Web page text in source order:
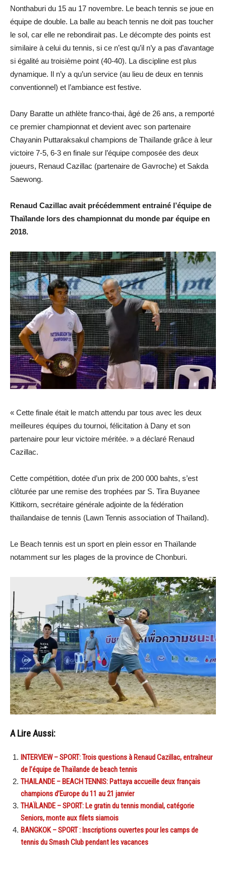
Nonthaburi du 15 au 17 novembre. Le beach tennis se joue en
équipe de double. La balle au beach tennis ne doit pas toucher
le sol, car elle ne rebondirait pas. Le décompte des points est
similaire à celui du tennis, si ce n’est qu’il n’y a pas d’avantage
si égalité au troisième point (40-40). La discipline est plus
dynamique. Il n’y a qu’un service (au lieu de deux en tennis
conventionnel) et l’ambiance est festive.
Dany Baratte un athlète franco-thai, âgé de 26 ans, a remporté
ce premier championnat et devient avec son partenaire
Chayanin Puttaraksakul champions de Thaïlande grâce à leur
victoire 7-5, 6-3 en finale sur l’équipe composée des deux
joueurs, Renaud Cazillac (partenaire de Gavroche) et Sakda
Saewong.
Renaud Cazillac avait précédemment entrainé l’équipe de
Thaïlande lors des championnat du monde par équipe en
2018.
« Cette finale était le match attendu par tous avec les deux
meilleures équipes du tournoi, félicitation à Dany et son
partenaire pour leur victoire méritée. » a déclaré Renaud
Cazillac.
Cette compétition, dotée d’un prix de 200 000 bahts, s’est
clôturée par une remise des trophées par S. Tira Buyanee
Kittikorn, secrétaire générale adjointe de la fédération
thaïlandaise de tennis (Lawn Tennis association of Thaïland).
Le Beach tennis est un sport en plein essor en Thaïlande
notamment sur les plages de la province de Chonburi.
A Lire Aussi:
INTERVIEW – SPORT: Trois questions à Renaud Cazillac, entraîneur
de l’équipe de Thaïlande de beach tennis
THAILANDE – BEACH TENNIS: Pattaya accueille deux français
champions d’Europe du 11 au 21 janvier
THAÏLANDE – SPORT: Le gratin du tennis mondial, catégorie
Seniors, monte aux filets siamois
BANGKOK – SPORT : Inscriptions ouvertes pour les camps de
tennis du Smash Club pendant les vacances